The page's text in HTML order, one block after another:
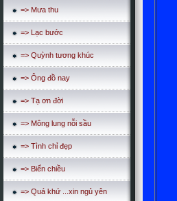
=> Mưa thu
=> Lạc bước
=> Quỳnh tương khúc
=> Ông đồ nay
=> Tạ ơn đời
=> Mông lung nỗi sầu
=> Tình chỉ đẹp
=> Biển chiều
=> Quá khứ ...xin ngủ yên